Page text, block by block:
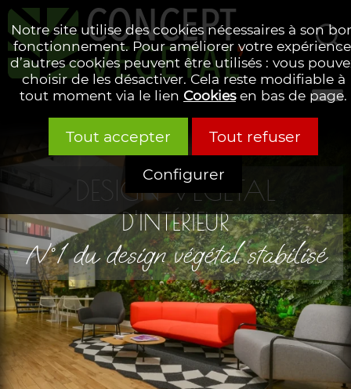
Notre site utilise des cookies nécessaires à son
fonctionnement. Pour améliorer votre
d’autres cookies peuvent être utilisés : vous
choisir de les désactiver. Cela reste modifiable à
tout moment via le lien Cookiesen bas de page.
Tout accepter
Tout refuser
Configurer
Rechercher
DESIGN VÉGÉTAL
D'INTÉRIEUR
N°1 du design végétal stabilisé